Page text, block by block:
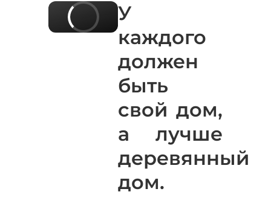
У
каждого
должен
быть
свой дом,
а лучше
деревянный
дом.